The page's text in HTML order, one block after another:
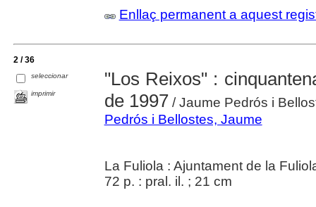
Enllaç permanent a aquest
2 / 36
seleccionar
imprimir
"Los Reixos" :
de 1997 / Jaume Pedrós i
Pedrós i Bellostes, Jaume
La Fuliola : Ajuntament de la
72 p. : pral. il. ; 21 cm